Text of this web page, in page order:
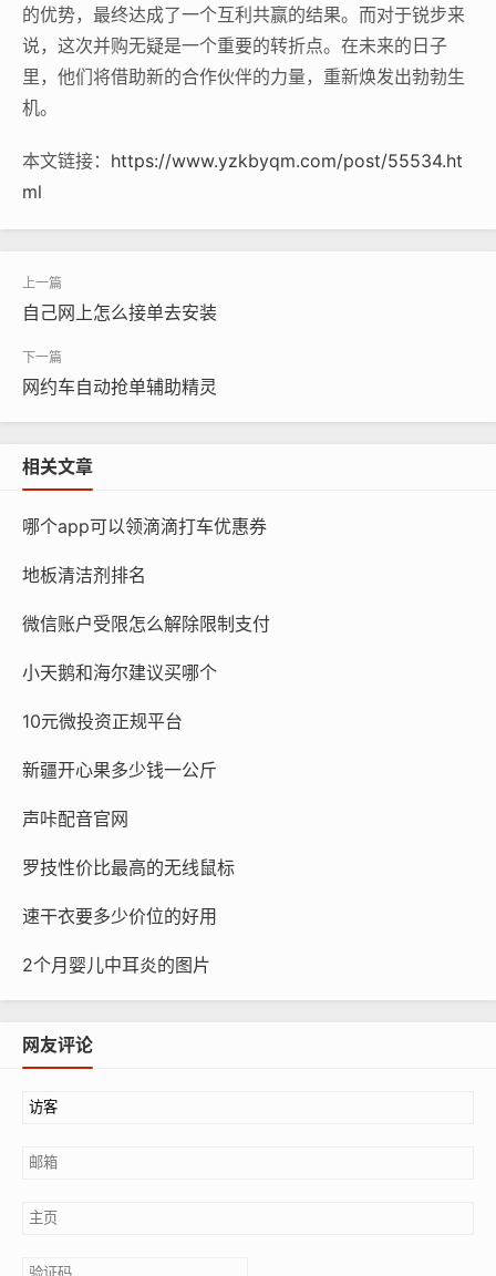
的优势，最终达成了一个互利共赢的结果。而对于锐步来
说，这次并购无疑是一个重要的转折点。在未来的日子
里，他们将借助新的合作伙伴的力量，重新焕发出勃勃生
机。
本文链接： https://www.yzkbyqm.com/post/55534.ht
ml
自己网上怎么接单去安装
网约车自动抢单辅助精灵
相关文章
哪个app可以领滴滴打车优惠券
地板清洁剂排名
微信账户受限怎么解除限制支付
小天鹅和海尔建议买哪个
10元微投资正规平台
新疆开心果多少钱一公斤
声咔配音官网
罗技性价比最高的无线鼠标
速干衣要多少价位的好用
2个月婴儿中耳炎的图片
网友评论